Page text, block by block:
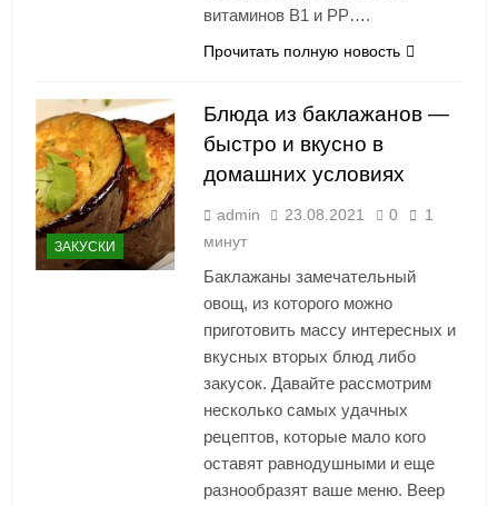
витаминов В1 и РР….
Прочитать полную новость
ЗАКУСКИ
Блюда из баклажанов —
быстро и вкусно в
домашних условиях
admin 23.08.2021 0
1
минут
Баклажаны замечательный
овощ, из которого можно
приготовить массу интересных и
вкусных вторых блюд либо
закусок. Давайте рассмотрим
несколько самых удачных
рецептов, которые мало кого
оставят равнодушными и еще
разнообразят ваше меню. Веер